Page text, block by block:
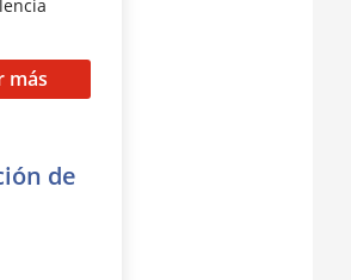
más
de